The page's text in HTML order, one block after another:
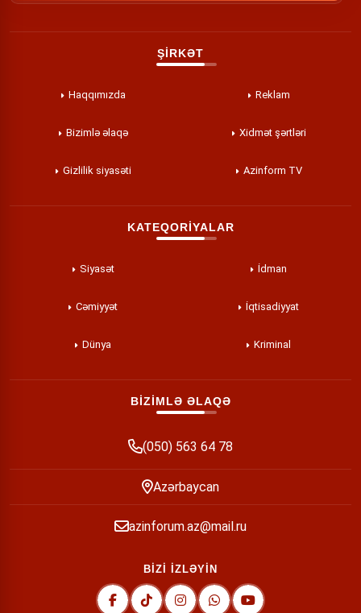
ŞİRKƏT
Haqqımızda Reklam
Bizimlə əlaqə Xidmət şərtləri
Gizlilik siyasəti Azinform TV
KATEQORİYALAR
Siyasət İdman
Cəmiyyət İqtisadiyyat
Dünya Kriminal
BİZİMLƏ ƏLAQƏ
(050) 563 64 78
Azərbaycan
azinforum.az@mail.ru
BİZİ İZLƏYİN